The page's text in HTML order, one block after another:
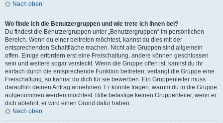
Nach oben
Wo finde ich die Benutzergruppen und wie trete ich ihnen bei?
Du findest die Benutzergruppen unter „Benutzergruppen“ im persönlichen
Bereich. Wenn du einer beitreten möchtest, kannst du dies mit der
entsprechenden Schaltfläche machen. Nicht alle Gruppen sind allgemein
offen. Einige erfordern erst eine Freischaltung, andere können geschlossen
sein und weitere sogar versteckt. Wenn die Gruppe offen ist, kannst du ihr
einfach durch die entsprechende Funktion beitreten; verlangt die Gruppe eine
Freischaltung, so kannst du dich für sie bewerben. Ein Gruppenleiter muss
daraufhin deinen Antrag annehmen. Er könnte fragen, warum du in die Gruppe
aufgenommen werden möchtest. Bitte belästige keinen Gruppenleiter, wenn er
dich ablehnt, er wird einen Grund dafür haben.
Nach oben